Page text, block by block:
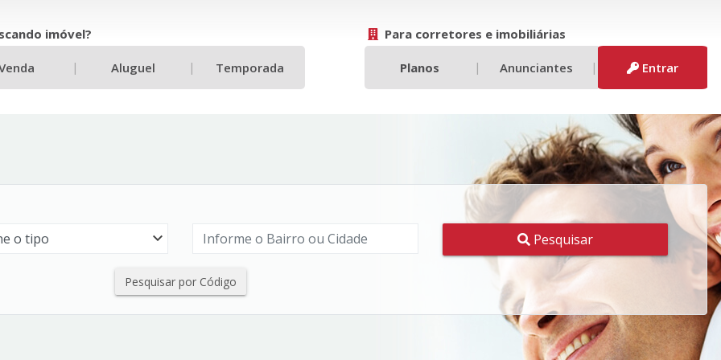
imóvel? Para corretores e imobiliárias
| Aluguel | Temporada Planos | Anunciantes | Entrar
Pesquisar
Pesquisar por Código